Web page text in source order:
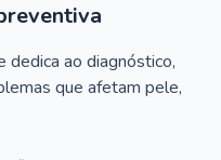
dedica ao diagnóstico,
que afetam pele,